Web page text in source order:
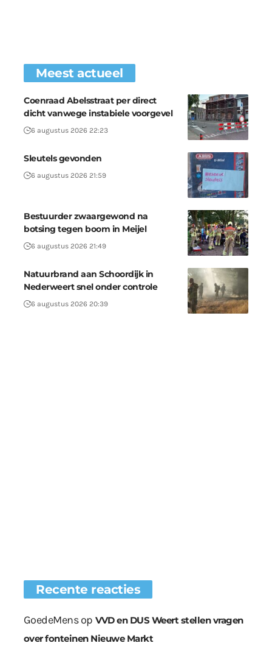
Meest actueel
Coenraad Abelsstraat per direct
dicht vanwege instabiele voorgevel
6 augustus 2026 22:23
Sleutels gevonden
6 augustus 2026 21:59
Bestuurder zwaargewond na
botsing tegen boom in Meijel
6 augustus 2026 21:49
Natuurbrand aan Schoordijk in
Nederweert snel onder controle
6 augustus 2026 20:39
Recente reacties
GoedeMensop VVD en DUS Weert stellen vragen
over fonteinen Nieuwe Markt